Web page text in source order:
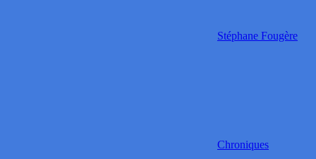
Stéphane Fougère
Chroniques